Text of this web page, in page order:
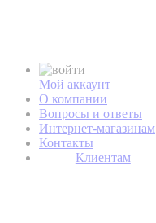
Мой аккаунт
О компании
Вопросы и ответы
Интернет-магазинам
Контакты
Клиентам